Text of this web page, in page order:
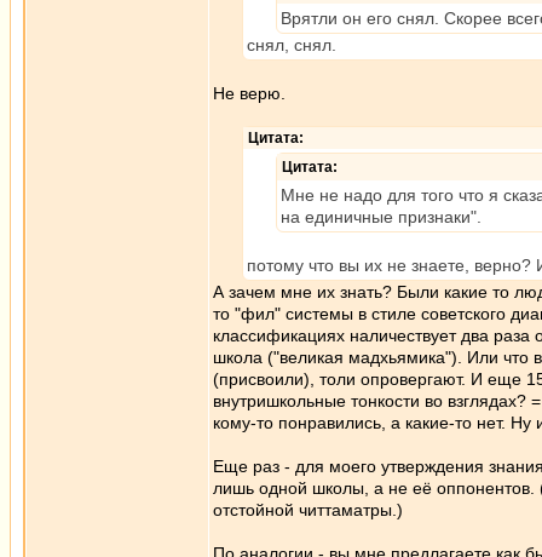
Врятли он его снял. Скорее
снял, снял.
Не верю.
Цитата:
Цитата:
Мне не надо для того что я
на единичные признаки".
потому что вы их не знаете, верно?
А зачем мне их знать? Были какие то
то "фил" системы в стиле советского
классификациях наличествует два
школа ("великая мадхьямика"). Или что
(присвоили), толи опровергают. И еще
внутришкольные тонкости во взглядах?
кому-то понравились, а какие-то нет. Ну
Еще раз - для моего утверждения
лишь одной школы, а не её оппонентов.
отстойной читтаматры.)